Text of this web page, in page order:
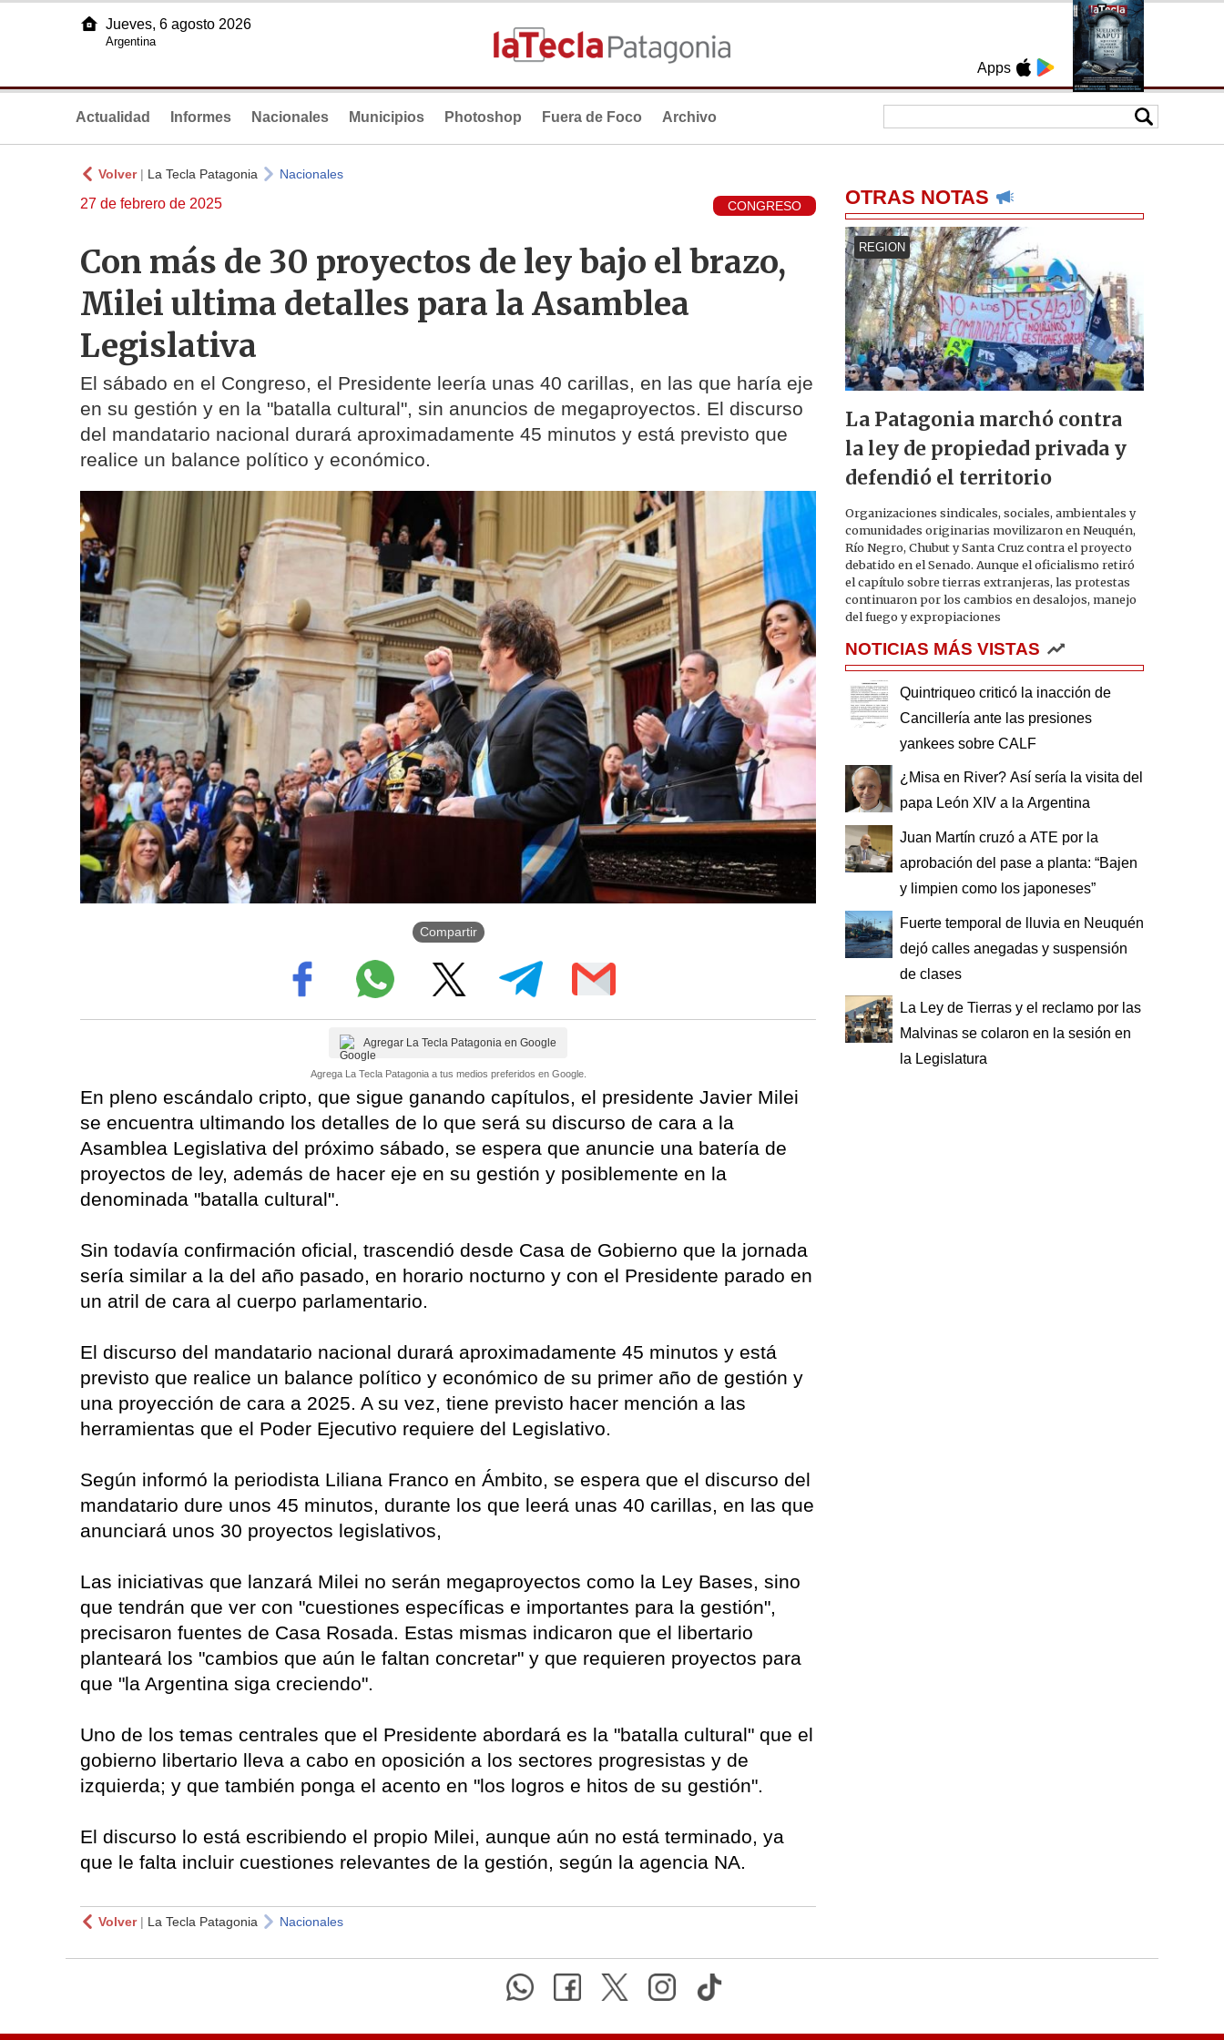
Apps
Jueves, 6 agosto 2026
Argentina
Actualidad Informes Nacionales Municipios Photoshop Fuera de Foco Archivo
Volver| La Tecla Patagonia Nacionales
27 de febrero de 2025 CONGRESO
Con más de 30 proyectos de ley bajo el brazo,
Milei ultima detalles para la Asamblea
Legislativa
El sábado en el Congreso, el Presidente leería unas 40 carillas, en las que haría eje
en su gestión y en la "batalla cultural", sin anuncios de megaproyectos. El discurso
del mandatario nacional durará aproximadamente 45 minutos y está previsto que
realice un balance político y económico.
Compartir
Agregar La Tecla Patagonia en Google
Agrega La Tecla Patagonia a tus medios preferidos en Google.
En pleno escándalo cripto, que sigue ganando capítulos, el presidente Javier Milei
se encuentra ultimando los detalles de lo que será su discurso de cara a la
Asamblea Legislativa del próximo sábado, se espera que anuncie una batería de
proyectos de ley, además de hacer eje en su gestión y posiblemente en la
denominada "batalla cultural".
Sin todavía confirmación oficial, trascendió desde Casa de Gobierno que la jornada
sería similar a la del año pasado, en horario nocturno y con el Presidente parado en
un atril de cara al cuerpo parlamentario.
El discurso del mandatario nacional durará aproximadamente 45 minutos y está
previsto que realice un balance político y económico de su primer año de gestión y
una proyección de cara a 2025. A su vez, tiene previsto hacer mención a las
herramientas que el Poder Ejecutivo requiere del Legislativo.
Según informó la periodista Liliana Franco en Ámbito, se espera que el discurso del
mandatario dure unos 45 minutos, durante los que leerá unas 40 carillas, en las que
anunciará unos 30 proyectos legislativos,
Las iniciativas que lanzará Milei no serán megaproyectos como la Ley Bases, sino
que tendrán que ver con "cuestiones específicas e importantes para la gestión",
precisaron fuentes de Casa Rosada. Estas mismas indicaron que el libertario
planteará los "cambios que aún le faltan concretar" y que requieren proyectos para
que "la Argentina siga creciendo".
Uno de los temas centrales que el Presidente abordará es la "batalla cultural" que el
gobierno libertario lleva a cabo en oposición a los sectores progresistas y de
izquierda; y que también ponga el acento en "los logros e hitos de su gestión".
El discurso lo está escribiendo el propio Milei, aunque aún no está terminado, ya
que le falta incluir cuestiones relevantes de la gestión, según la agencia NA.
Volver| La Tecla Patagonia Nacionales
OTRAS NOTAS
REGION
La Patagonia marchó contra
la ley de propiedad privada y
defendió el territorio
Organizaciones sindicales, sociales, ambientales y
comunidades originarias movilizaron en Neuquén,
Río Negro, Chubut y Santa Cruz contra el proyecto
debatido en el Senado. Aunque el oficialismo retiró
el capítulo sobre tierras extranjeras, las protestas
continuaron por los cambios en desalojos, manejo
del fuego y expropiaciones
NOTICIAS MÁS VISTAS
Quintriqueo criticó la inacción de
Cancillería ante las presiones
yankees sobre CALF
¿Misa en River? Así sería la visita del
papa León XIV a la Argentina
Juan Martín cruzó a ATE por la
aprobación del pase a planta: “Bajen
y limpien como los japoneses”
Fuerte temporal de lluvia en Neuquén
dejó calles anegadas y suspensión
de clases
La Ley de Tierras y el reclamo por las
Malvinas se colaron en la sesión en
la Legislatura